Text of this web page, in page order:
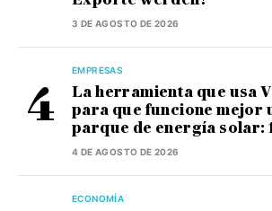
3 DE AGOSTO DE 2026
EMPRESAS
La herramienta que usa
para que funcione mejor
parque de energía solar:
4 DE AGOSTO DE 2026
ECONOMÍA